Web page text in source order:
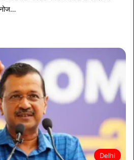
Delhi